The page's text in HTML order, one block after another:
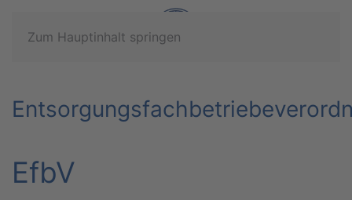
Zum Hauptinhalt springen
EfbV